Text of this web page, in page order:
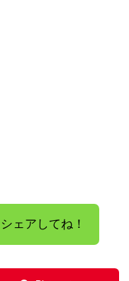
ェアしてね！